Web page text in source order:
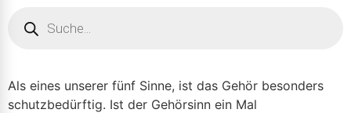
Als eines unserer fünf Sinne, ist das Gehör besonders
schutzbedürftig. Ist der Gehörsinn ein Mal